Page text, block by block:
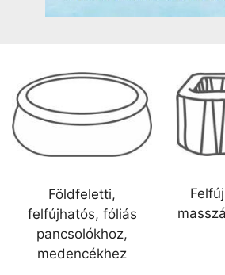
Földfeletti,
felfújhatós, fóliás
pancsolókhoz,
medencékhez